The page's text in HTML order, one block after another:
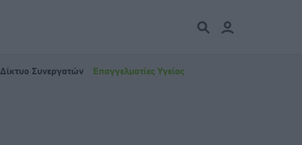
Δίκτυο Συνεργατών Επαγγελματίες Υγείας